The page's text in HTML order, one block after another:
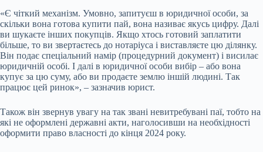
«Є чіткий механізм. Умовно, запитуєш в юридичної особи, за
скільки вона готова купити пай, вона називає якусь цифру. Далі
ви шукаєте інших покупців. Якщо хтось готовий заплатити
більше, то ви звертаєтесь до нотаріуса і виставляєте цю ділянку.
Він подає спеціальний намір (процедурний документ) і висилає
юридичній особі. І далі в юридичної особи вибір – або вона
купує за цю суму, або ви продаєте землю іншій людині. Так
працює цей ринок», – зазначив юрист.
Також він звернув увагу на так звані невитребувані паї, тобто на
які не оформлені державні акти, наголосивши на необхідності
оформити право власності до кінця 2024 року.